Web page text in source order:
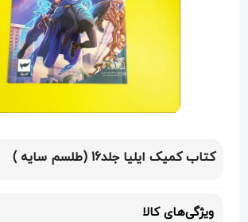
کتاب کمیک ایلیا جلد16 (طلسم سایه )
ویژگی‌های کالا